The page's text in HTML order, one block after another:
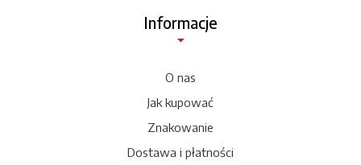
Informacje
O nas
Jak kupować
Znakowanie
Dostawa i płatności